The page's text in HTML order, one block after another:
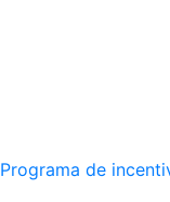
Programa de